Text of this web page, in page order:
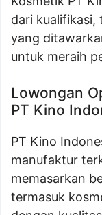
dari kualifikasi,
yang
untuk meraih
Lowongan
PT Kino
PT Kino
manufaktur
memasarkan
termasuk